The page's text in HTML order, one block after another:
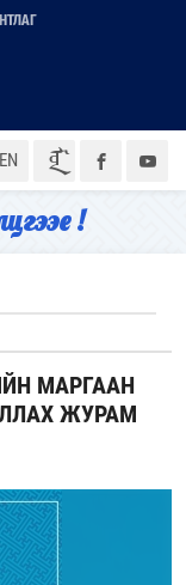
EN ᠮᠣᠨ
!
МАРГААН
ЖУРАМ